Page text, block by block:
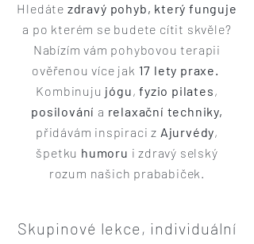
Hledáte zdravý pohyb, který funguje
a po kterém se budete cítit skvěle?
Nabízím vám pohybovou terapii
ověřenou více jak 17 lety praxe.
Kombinuju jógu,fyzio pilates,
posilování a relaxační techniky,
přidávám inspiraci z Ajurvédy,
špetku humoru i zdravý selský
rozum našich prababiček.
Skupinové lekce, individuální